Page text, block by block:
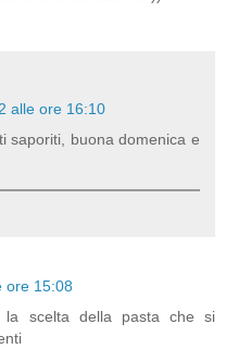
alle ore 16:10
saporiti, buona domenica e
ore 15:08
la scelta della pasta che si